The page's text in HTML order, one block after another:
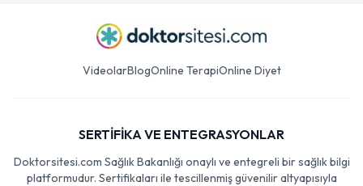
VideolarBlogOnline TerapiOnline Diyet
SERTİFİKA VE ENTEGRASYONLAR
Doktorsitesi.com Sağlık Bakanlığı onaylı ve entegreli bir sağlık bilgi
platformudur. Sertifikaları ile tescillenmiş güvenilir altyapısıyla